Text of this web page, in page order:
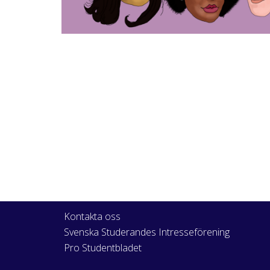
Kontakta oss
Svenska Studerandes Intresseförening
Pro Studentbladet